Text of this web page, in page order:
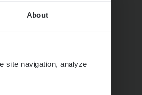
About
site navigation, analyze